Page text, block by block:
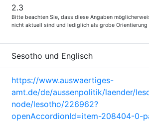
2.3
Bitte beachten Sie, dass diese Angaben
nicht aktuell sind und lediglich als grobe Orientierung
Sesotho und Englisch
https://www.auswaertiges-
amt.de/de/aussenpolitik/laender/
node/lesotho/226962?
openAccordionId=item-208404-0-